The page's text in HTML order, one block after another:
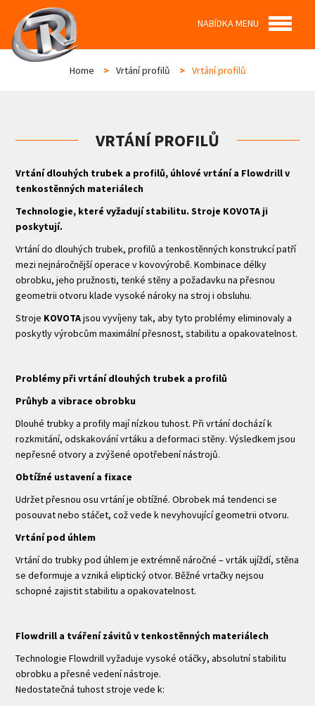
NABÍDKA MENU
Home > Vrtání profilů > Vrtání profilů
VRTÁNÍ PROFILŮ
Vrtání dlouhých trubek a profilů, úhlové vrtání a Flowdrill v
tenkostěnných materiálech
Technologie, které vyžadují stabilitu. Stroje KOVOTA ji
poskytují.
Vrtání do dlouhých trubek, profilů a tenkostěnných konstrukcí patří
mezi nejnáročnější operace v kovovýrobě. Kombinace délky
obrobku, jeho pružnosti, tenké stěny a požadavku na přesnou
geometrii otvoru klade vysoké nároky na stroj i obsluhu.
Stroje KOVOTAjsou vyvíjeny tak, aby tyto problémy eliminovaly a
poskytly výrobcům maximální přesnost, stabilitu a opakovatelnost.
Problémy při vrtání dlouhých trubek a profilů
Průhyb a vibrace obrobku
Dlouhé trubky a profily mají nízkou tuhost. Při vrtání dochází k
rozkmitání, odskakování vrtáku a deformaci stěny. Výsledkem jsou
nepřesné otvory a zvýšené opotřebení nástrojů.
Obtížné ustavení a fixace
Udržet přesnou osu vrtání je obtížné. Obrobek má tendenci se
posouvat nebo stáčet, což vede k nevyhovující geometrii otvoru.
Vrtání pod úhlem
Vrtání do trubky pod úhlem je extrémně náročné – vrták ujíždí, stěna
se deformuje a vzniká eliptický otvor. Běžné vrtačky nejsou
schopné zajistit stabilitu a opakovatelnost.
Flowdrill a tváření závitů v tenkostěnných materiálech
Technologie Flowdrill vyžaduje vysoké otáčky, absolutní stabilitu
obrobku a přesné vedení nástroje.
Nedostatečná tuhost stroje vede k: